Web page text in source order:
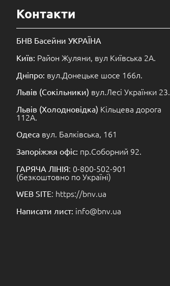
Контакти
БНВ Басейни УКРАЇНА
Київ: Район Жуляни, вул Київська 2А.
Дніпро: вул.Донецьке шосе 166л.
Львів (Сокільники) вул.Лесі Українки 23.
Львів (Холодновідка) Кільцева дорога
112А.
Одеса вул. Балківська, 161
Запоріжжя офіс: пр.Соборний 92.
ГАРЯЧА ЛІНІЯ: 0-800-502-901
(безкоштовно по Україні)
WEB SITE: https://bnv.ua
Написати лист: info@bnv.ua